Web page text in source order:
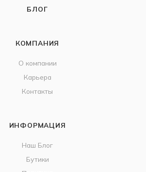
БЛОГ
КОМПАНИЯ
О компании
Карьера
Контакты
ИНФОРМАЦИЯ
Наш Блог
Бутики